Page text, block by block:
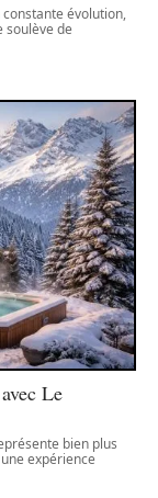
évolution,
soulève de
Le
bien plus
expérience